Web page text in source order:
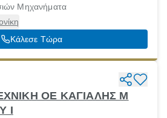
Μηχανήματα
Κάλεσε Τώρα
ΟΕ ΚΑΓΙΑΛΗΣ Μ
Ι